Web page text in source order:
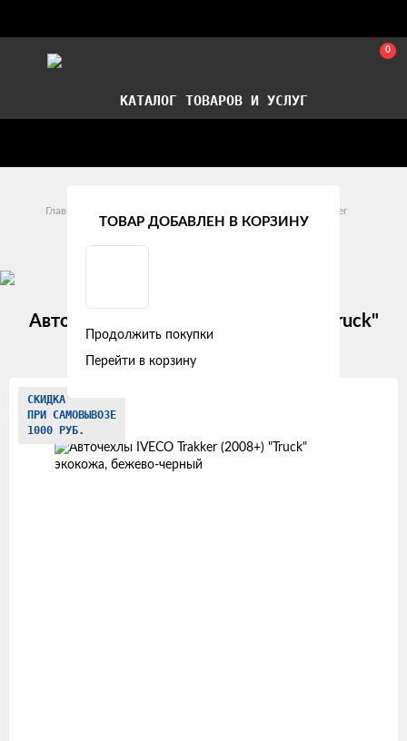
0
КАТАЛОГ ТОВАРОВ И УСЛУГ
Главная
Trakker
Iveco Trakker (2008 +)
Авточехлы IVECO Trakker (2008+) "Truck"
экокожа, бежево-черный
Изображения
товаров
СКИДКА
ПРИ САМОВЫВОЗЕ
1000 РУБ.
ТОВАР ДОБАВЛЕН В КОРЗИНУ
Продолжить покупки
Перейти в корзину